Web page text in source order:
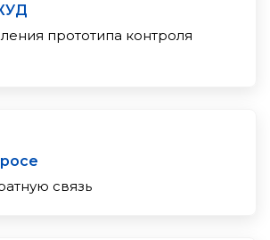
прототипа контроля
связь